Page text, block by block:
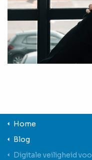
Home
Blog
Digitale veiligheid